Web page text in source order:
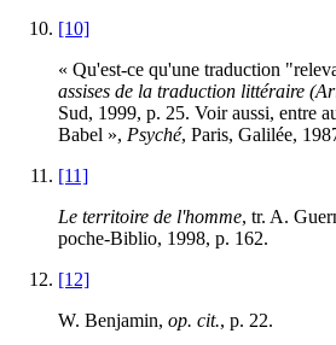
[10]
« Qu'est-ce qu'une traduction
assises de la traduction littéraire
Sud, 1999, p. 25. Voir aussi, entre
Babel », Psyché, Paris, Galilée,
[11]
Le territoire de l'homme, tr. A.
poche-Biblio, 1998, p. 162.
[12]
W. Benjamin, op. cit., p. 22.